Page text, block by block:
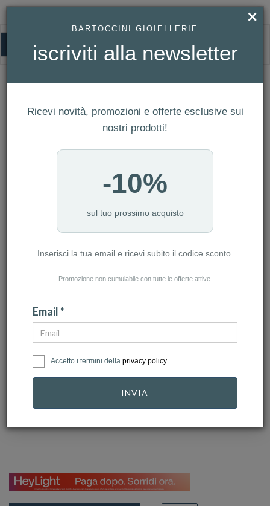
HOMEPAGE BRACCIALE CHIMENTO - ACCENTI REF. 1B02528ZB2180
Bracciale Chimento - Accenti Ref.
1B02528ZB2180
CHIMENTO
×
BARTOCCINI GIOIELLERIE
iscriviti alla newsletter
Ricevi novità, promozioni e offerte esclusive sui
nostri prodotti!
-10%
sul tuo prossimo acquisto
Inserisci la tua email e ricevi subito il codice sconto.
Promozione non cumulabile con tutte le offerte attive.
Email *
Accetto i termini della privacy policy
INVIA